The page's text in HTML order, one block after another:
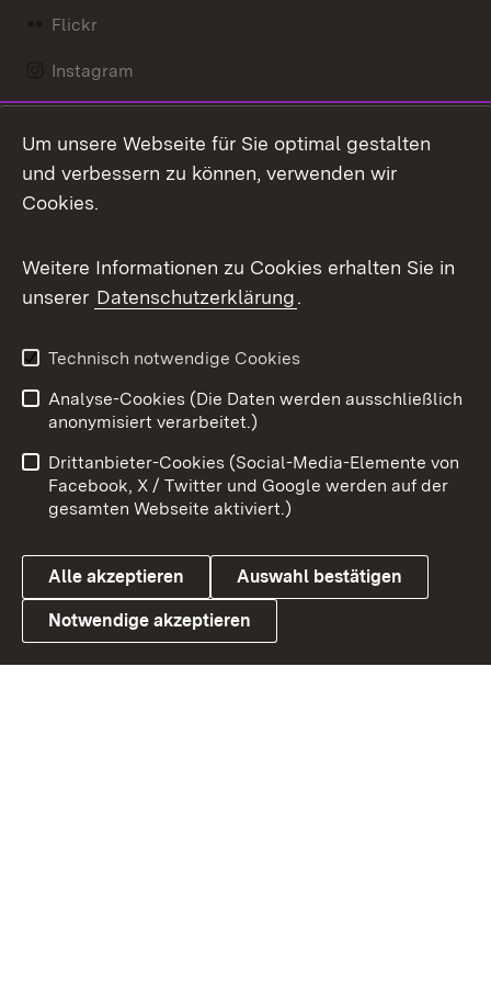
Flickr
Instagram
Mastodon
Messenger
Social Wall
X / Twitter
Youtube
Link zum Landesportal
Benutzungshinweise
Barrierefreiheit
Datenschutz
Cookies
Um unsere Webseite für Sie optimal gestalten
und verbessern zu können, verwenden wir
Cookies.
Weitere Informationen zu Cookies erhalten Sie in
unserer Datenschutzerklärung.
Technisch notwendige Cookies
Analyse-Cookies (Die Daten werden ausschließlich
anonymisiert verarbeitet.)
Drittanbieter-Cookies (Social-Media-Elemente von
Facebook, X / Twitter und Google werden auf der
gesamten Webseite aktiviert.)
Alle akzeptieren Auswahl bestätigen
Notwendige akzeptieren